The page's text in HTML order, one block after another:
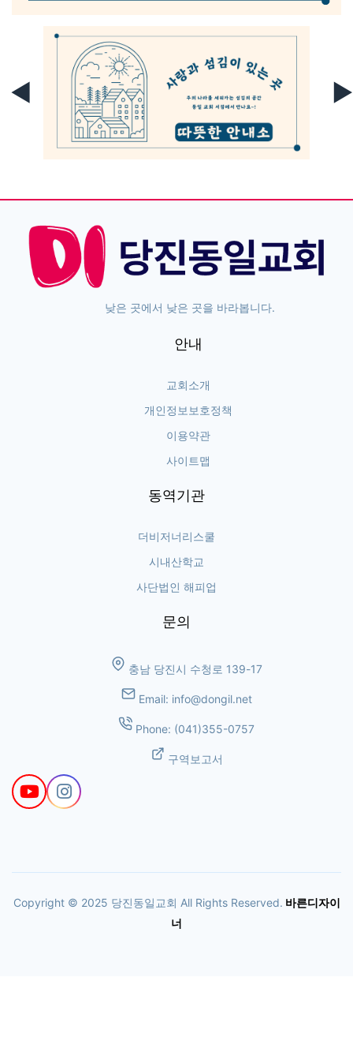
◀ ▶
낮은 곳에서 낮은 곳을 바라봅니다.
안내
교회소개
개인정보보호정책
이용약관
사이트맵
동역기관
더비저너리스쿨
시내산학교
사단법인 해피업
문의
충남 당진시 수청로 139-17
Email: info@dongil.net
Phone: (041)355-0757
구역보고서
Copyright © 2025 당진동일교회 All Rights Reserved. 바른디자이
너